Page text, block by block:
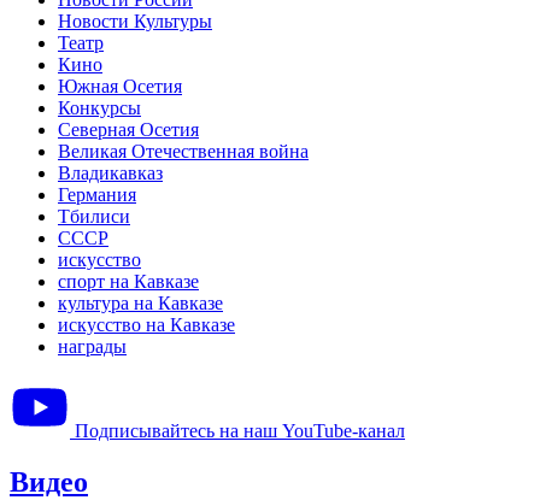
Новости Культуры
Театр
Кино
Южная Осетия
Конкурсы
Северная Осетия
Великая Отечественная война
Владикавказ
Германия
Тбилиси
СССР
искусство
спорт на Кавказе
культура на Кавказе
искусство на Кавказе
награды
Подписывайтесь на наш YouTube-канал
Видео